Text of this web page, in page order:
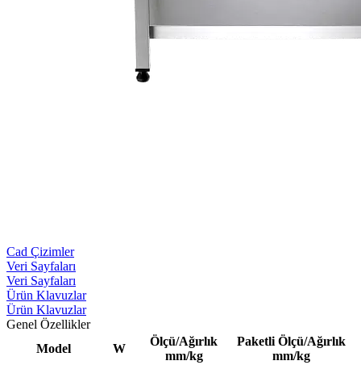
Cad Çizimler
Veri Sayfaları
Veri Sayfaları
Ürün Klavuzlar
Ürün Klavuzlar
Genel Özellikler
Model
W
Ölçü/Ağırlık
mm/kg
Paketli Ölçü/Ağırlık
mm/kg